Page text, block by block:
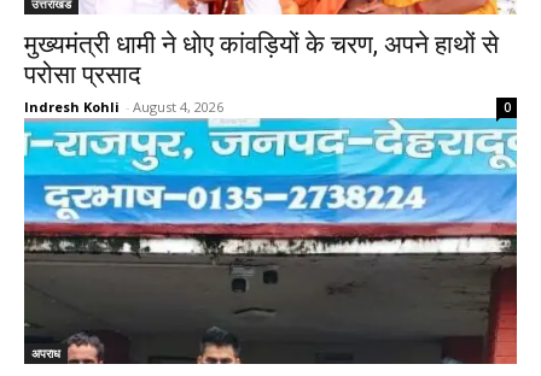
उत्तराखंड
मुख्यमंत्री धामी ने धोए कांवड़ियों के चरण, अपने हाथों से
परोसा प्रसाद
Indresh Kohli - August 4, 2026 0
अपराध